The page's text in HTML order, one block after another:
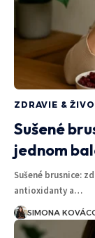
ZDRAVIE &
Sušené
jednom
Sušené brusnice:
antioxidanty a…
SIMONA